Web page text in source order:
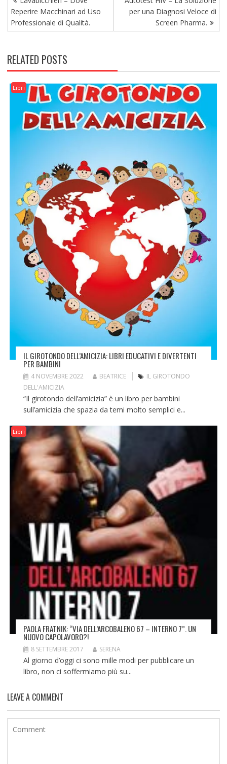
ARTICOLI
Reperire Macchinari ad Uso
Professionale di Qualità.
per una Diagnosi Veloce di
Screen Pharma.
RELATED POSTS
Libri
IL GIROTONDO DELL’AMICIZIA: LIBRI EDUCATIVI E DIVERTENTI
PER BAMBINI
4 NOVEMBRE 2022 BEATRICE
IL GIROTONDO
DELL'AMICIZIA
“Il girotondo dell’amicizia” è un libro per bambini
sull’amicizia che spazia da temi molto semplici e...
Libri
PAOLA FRATNIK: “VIA DELL’ARCOBALENO 67 – INTERNO 7”. UN
NUOVO CAPOLAVORO?!
8 SETTEMBRE 2017 SERENA
Al giorno d’oggi ci sono mille modi per pubblicare un
libro, non ci soffermiamo più su...
LEAVE A COMMENT